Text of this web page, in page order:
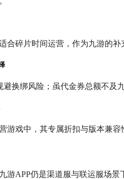
合碎片时间运营，作为九游的补
换绑风险；虽代金券总额不及
游戏中，其专属折扣与版本兼容
游APP仍是渠道服与联运服场